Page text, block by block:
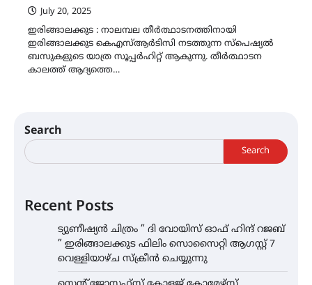
July 20, 2025
ഇരിങ്ങാലക്കുട : നാലമ്പല തീർത്ഥാടനത്തിനായി
ഇരിങ്ങാലക്കുട കെഎസ്ആർടിസി നടത്തുന്ന സ്പെഷ്യൽ
ബസുകളുടെ യാത്ര സൂപ്പർഹിറ്റ് ആകുന്നു. തീർത്ഥാടന
കാലത്ത് ആദ്യത്തെ…
Search
Search
Recent Posts
ട്യുണീഷ്യൻ ചിത്രം ” ദി വോയിസ് ഓഫ് ഹിന്ദ് റജബ്
” ഇരിങ്ങാലക്കുട ഫിലിം സൊസൈറ്റി ആഗസ്റ്റ് 7
വെള്ളിയാഴ്ച സ്‌ക്രീൻ ചെയ്യുന്നു